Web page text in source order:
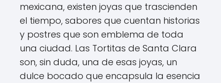
mexicana, existen joyas que trascienden
el tiempo, sabores que cuentan historias
y postres que son emblema de toda
una ciudad. Las Tortitas de Santa Clara
son, sin duda, una de esas joyas, un
dulce bocado que encapsula la esencia